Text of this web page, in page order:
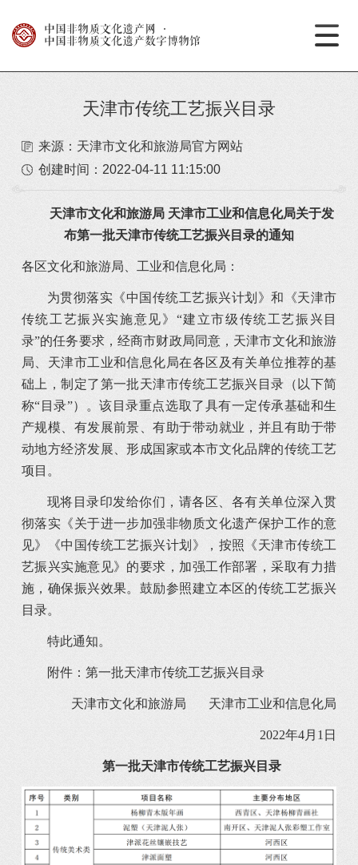
中国非物质文化遗产网
·
中国非物质文化遗产数字博物馆
天津市传统工艺振兴目录
来源：天津市文化和旅游局官方网站
创建时间： 2022-04-11 11:15:00
天津市文化和旅游局 天津市工业和信息化局关于发
布第一批天津市传统工艺振兴目录的通知
各区文化和旅游局、工业和信息化局：
为贯彻落实《中国传统工艺振兴计划》和《天津市
传统工艺振兴实施意见》“建立市级传统工艺振兴目
录”的任务要求，经商市财政局同意，天津市文化和旅游
局、天津市工业和信息化局在各区及有关单位推荐的基
础上，制定了第一批天津市传统工艺振兴目录（以下简
称“目录”）。该目录重点选取了具有一定传承基础和生
产规模、有发展前景、有助于带动就业，并且有助于带
动地方经济发展、形成国家或本市文化品牌的传统工艺
项目。
现将目录印发给你们，请各区、各有关单位深入贯
彻落实《关于进一步加强非物质文化遗产保护工作的意
见》《中国传统工艺振兴计划》，按照《天津市传统工
艺振兴实施意见》的要求，加强工作部署，采取有力措
施，确保振兴效果。鼓励参照建立本区的传统工艺振兴
目录。
特此通知。
附件：第一批天津市传统工艺振兴目录
天津市文化和旅游局 天津市工业和信息化局
2022年4月1日
第一批天津市传统工艺振兴目录